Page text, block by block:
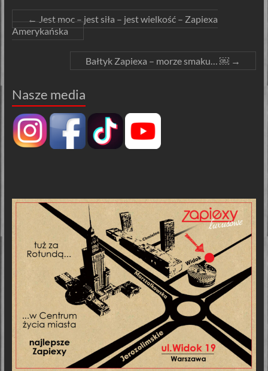
←Jest moc – jest siła – jest wielkość – Zapiexa
Amerykańska
Bałtyk Zapiexa – morze smaku… ￼ →
Nasze media